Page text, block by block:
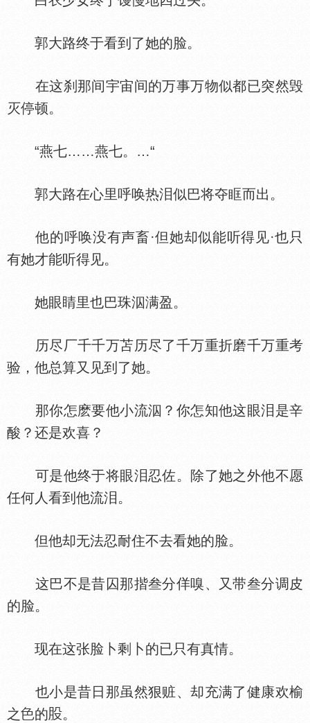
郭大路终于看到了她的脸。
在这刹那间宇宙间的万事万物似都已突然毁
灭停顿。
“燕七……燕七。…“
郭大路在心里呼唤热泪似巴将夺眶而出。
他的呼唤没有声畜·但她却似能听得见·也只
有她才能听得见。
她眼睛里也巴珠泅满盈。
历尽厂千千万苫历尽了千万重折磨千万重考
验，他总算又见到了她。
那你怎麽要他小流泅？你怎知他这眼泪是辛
酸？还是欢喜？
可是他终于将眼泪忍佐。除了她之外他不愿
任何人看到他流泪。
但他却无法忍耐住不去看她的脸。
这巴不是昔囚那揩叁分佯嗅、又带叁分调皮
的脸。
现在这张脸卜剩卜的已只有真情。
也小是昔日那虽然狠赃、却充满了健康欢榆
之
的 。